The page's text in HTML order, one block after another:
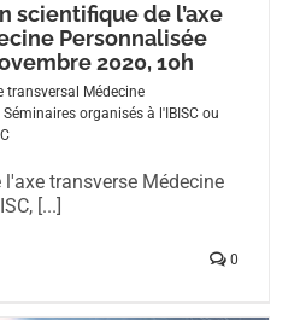
scientifique de l’axe
Personnalisée
2020, 10h
transversal Médecine
Séminaires organisés à l'IBISC ou
transverse Médecine
[...]
0